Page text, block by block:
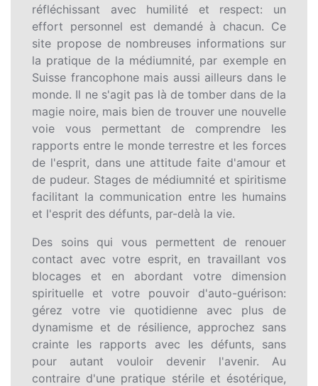
réfléchissant avec humilité et respect: un
effort personnel est demandé à chacun. Ce
site propose de nombreuses informations sur
la pratique de la médiumnité, par exemple en
Suisse francophone mais aussi ailleurs dans le
monde. Il ne s'agit pas là de tomber dans de la
magie noire, mais bien de trouver une nouvelle
voie vous permettant de comprendre les
rapports entre le monde terrestre et les forces
de l'esprit, dans une attitude faite d'amour et
de pudeur. Stages de médiumnité et spiritisme
facilitant la communication entre les humains
et l'esprit des défunts, par-delà la vie.
Des soins qui vous permettent de renouer
contact avec votre esprit, en travaillant vos
blocages et en abordant votre dimension
spirituelle et votre pouvoir d'auto-guérison:
gérez votre vie quotidienne avec plus de
dynamisme et de résilience, approchez sans
crainte les rapports avec les défunts, sans
pour autant vouloir devenir l'avenir. Au
contraire d'une pratique stérile et ésotérique,